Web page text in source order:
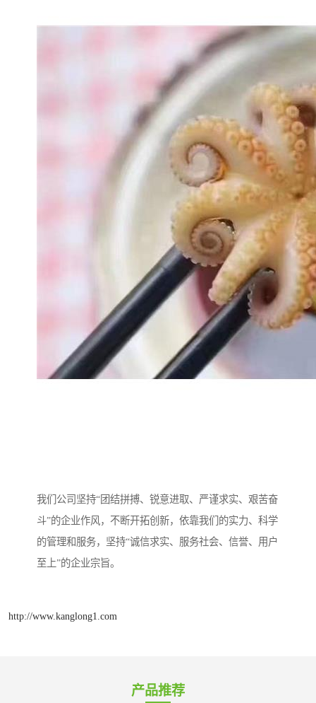
我们公司坚持“团结拼搏、锐意进取、严谨求实、艰苦奋
斗”的企业作风，不断开拓创新，依靠我们的实力、科学
的管理和服务，坚持“诚信求实、服务社会、信誉、用户
至上”的企业宗旨。
http://www.kanglong1.com
产品推荐